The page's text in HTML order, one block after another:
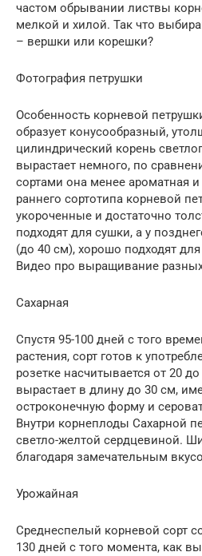
частом обрывании листвы
мелкой и хилой. Так что
– вершки или корешки?
Фотография петрушки
Особенность корневой
образует конусообразный,
цилиндрический корень
вырастает немного, по
сортами она менее ароматная
раннего сортотипа корневой
укороченные и достаточно
подходят для сушки, а у
(до 40 см), хорошо подходят
Видео про выращивание
Сахарная
Спустя 95-100 дней с того
растения, сорт готов к
розетке насчитывается от 20
вырастает в длину до 30 см,
остроконечную форму и
Внутри корнеплоды Сахарной
светло-желтой сердцевиной.
благодаря замечательным
Урожайная
Среднеспелый корневой сорт
130 дней с того момента, как